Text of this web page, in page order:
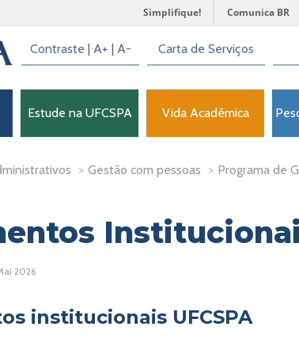
Simplifique! Comunica BR
Contraste | A+ | A- Carta de Serviços
Estude na UFCSPA Vida Acadêmica
> Gestão com pessoas > Programa de
2026
institucionais UFCSPA